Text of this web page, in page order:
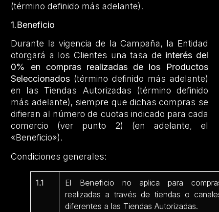
(término definido más adelante).
1.Beneficio
Durante la vigencia de la Campaña, la Entidad
otorgará a los Clientes una tasa de interés del
0% en compras realizadas de los Productos
Seleccionados (término definido más adelante)
en las Tiendas Autorizadas (término definido
más adelante), siempre que dichas compras se
difieran al número de cuotas indicado para cada
comercio (ver punto 2) (en adelante, el
«Beneficio»).
Condiciones generales:
1.1
El Beneficio no aplica para
realizadas a través de tiendas o
diferentes a las Tiendas Autorizadas.